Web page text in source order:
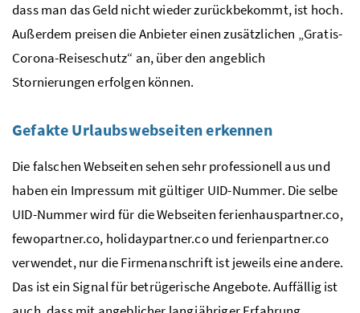
dass man das Geld nicht wieder zurückbekommt, ist hoch.
Außerdem preisen die Anbieter einen zusätzlichen „Gratis-
Corona-Reiseschutz“ an, über den angeblich
Stornierungen erfolgen können.
Gefakte Urlaubswebseiten erkennen
Die falschen Webseiten sehen sehr professionell aus und
haben ein Impressum mit gültiger UID-Nummer. Die selbe
UID-Nummer wird für die Webseiten ferienhauspartner.co,
fewopartner.co, holidaypartner.co und ferienpartner.co
verwendet, nur die Firmenanschrift ist jeweils eine andere.
Das ist ein Signal für betrügerische Angebote. Auffällig ist